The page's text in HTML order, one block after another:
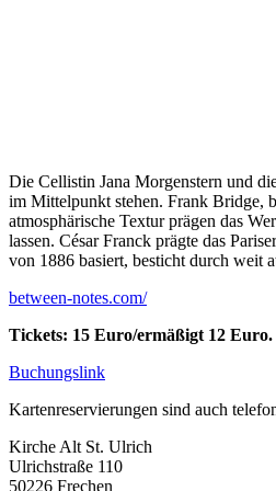
Die Cellistin Jana Morgenstern und
im Mittelpunkt stehen. Frank Bridge,
atmosphärische Textur prägen das
lassen. César Franck prägte das
von 1886 basiert, besticht durch weit
between-notes.com/
Tickets: 15 Euro/ermäßigt 12 Euro.
Buchungslink
Kartenreservierungen sind auch
Kirche Alt St. Ulrich
Ulrichstraße 110
50226 Frechen